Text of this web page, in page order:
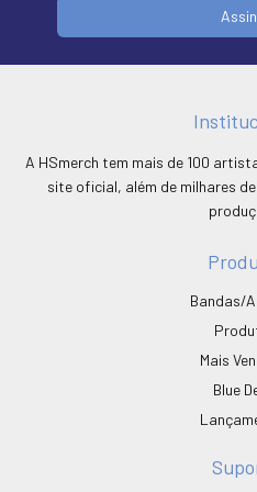
A HSmerch tem mais de 100
site oficial, além de milhares
Bandas/
Mais
Blue